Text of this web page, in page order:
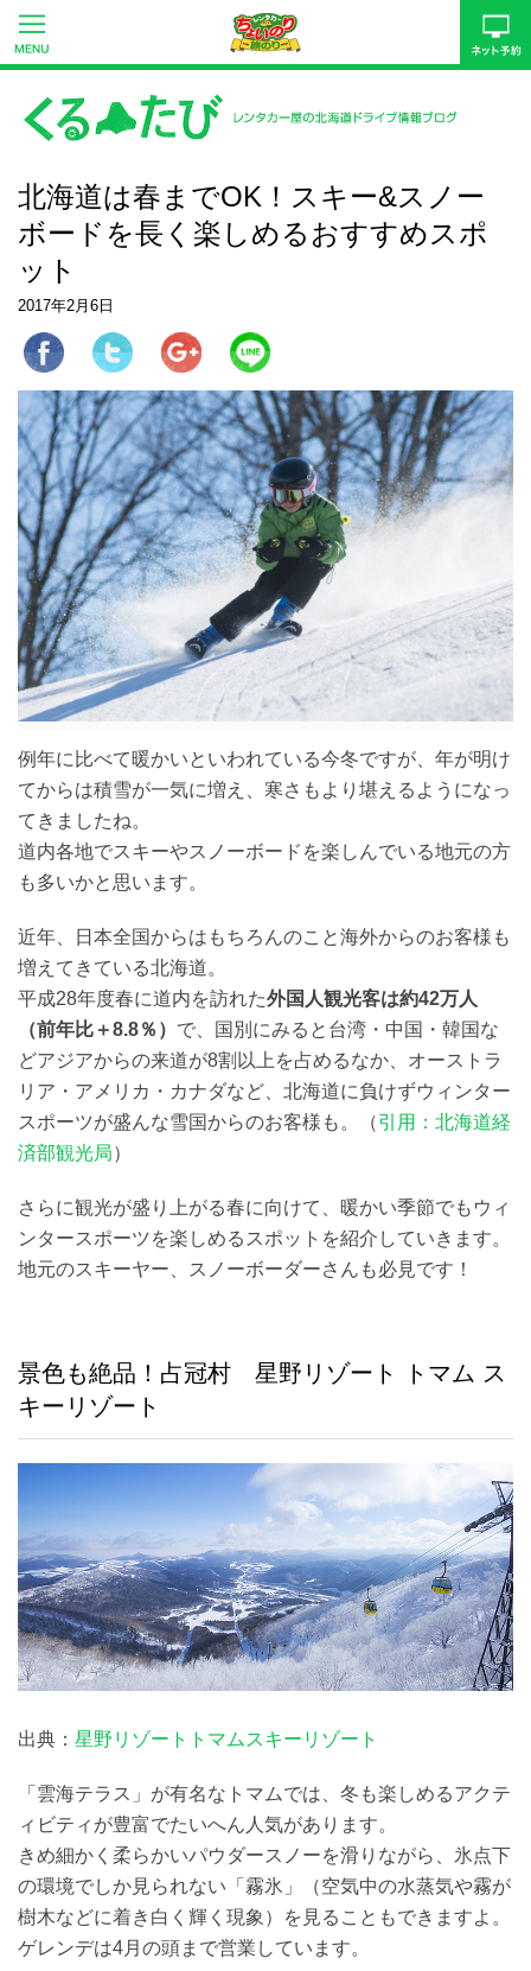
北海道は春までOK！スキー&スノー
ボードを長く楽しめるおすすめスポ
ット
2017年2月6日
例年に比べて暖かいといわれている今冬ですが、年が明け
てからは積雪が一気に増え、寒さもより堪えるようになっ
てきましたね。
道内各地でスキーやスノーボードを楽しんでいる地元の方
も多いかと思います。
近年、日本全国からはもちろんのこと海外からのお客様も
増えてきている北海道。
平成28年度春に道内を訪れた外国人観光客は約42万人
（前年比＋8.8％） で、国別にみると台湾・中国・韓国な
どアジアからの来道が8割以上を占めるなか、オーストラ
リア・アメリカ・カナダなど、北海道に負けずウィンター
スポーツが盛んな雪国からのお客様も。（引用：北海道経
済部観光局）
さらに観光が盛り上がる春に向けて、暖かい季節でもウィ
ンタースポーツを楽しめるスポットを紹介していきます。
地元のスキーヤー、スノーボーダーさんも必見です！
景色も絶品！占冠村 星野リゾート トマム ス
キーリゾート
出典： 星野リゾートトマムスキーリゾート
「雲海テラス」が有名なトマムでは、冬も楽しめるアクテ
ィビティが豊富でたいへん人気があります。
きめ細かく柔らかいパウダースノーを滑りながら、氷点下
の環境でしか見られない「霧氷」（空気中の水蒸気や霧が
樹木などに着き白く輝く現象）を見ることもできますよ。
ゲレンデは4月の頭まで営業しています。